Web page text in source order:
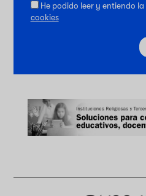
He podido leer y entiendo la
cookies